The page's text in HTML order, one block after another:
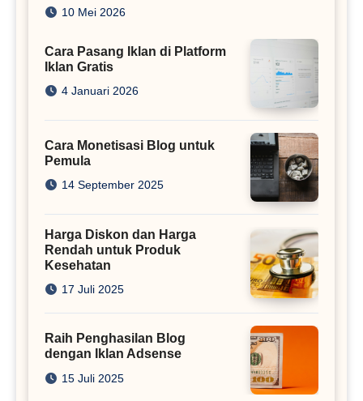
Juta
10 Mei 2026
Cara Pasang Iklan di Platform
Iklan Gratis
4 Januari 2026
Cara Monetisasi Blog untuk
Pemula
14 September 2025
Harga Diskon dan Harga
Rendah untuk Produk
Kesehatan
17 Juli 2025
Raih Penghasilan Blog
dengan Iklan Adsense
15 Juli 2025